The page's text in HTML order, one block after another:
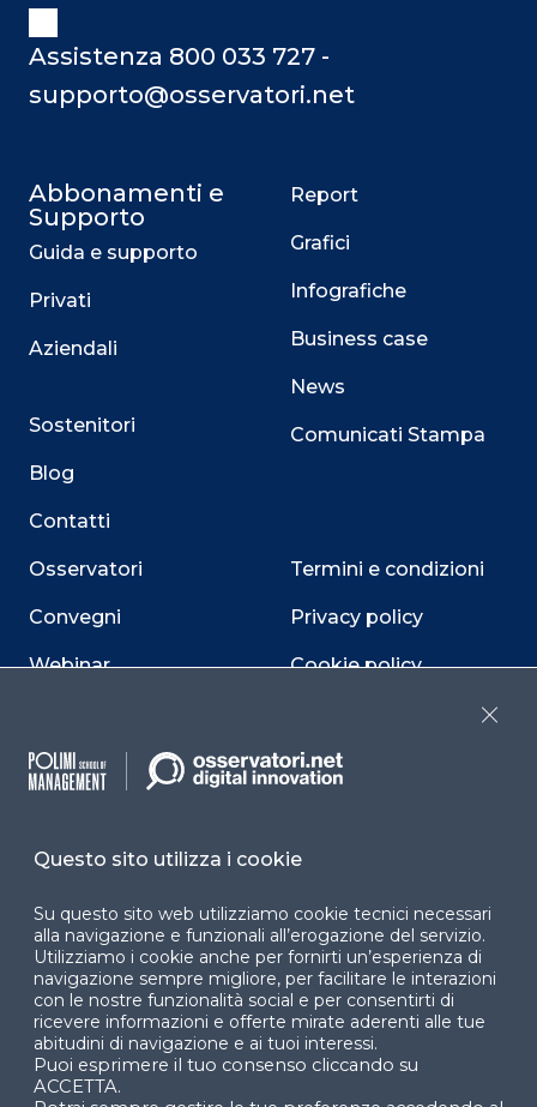
Assistenza 800 033 727 -
supporto@osservatori.net
Abbonamenti e
Supporto
Guida e supporto
Privati
Aziendali
Sostenitori
Blog
Contatti
Osservatori
Convegni
Webinar
Report
Grafici
Infografiche
Business case
News
Comunicati Stampa
Termini e condizioni
Privacy policy
Cookie policy
Dichiarazione di
accessibilità
Facebook LinkedIn
YouTube X
Questo sito utilizza i cookie
Su questo sito web utilizziamo cookie tecnici necessari
alla navigazione e funzionali all’erogazione del servizio.
Utilizziamo i cookie anche per fornirti un’esperienza di
navigazione sempre migliore, per facilitare le interazioni
con le nostre funzionalità social e per consentirti di
ricevere informazioni e offerte mirate aderenti alle tue
abitudini di navigazione e ai tuoi interessi.
Puoi esprimere il tuo consenso cliccando su
ACCETTA.